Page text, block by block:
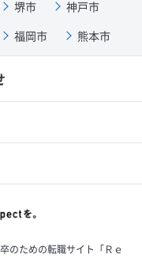
堺市
神戸市
福岡市 熊本市
のための転職サイト「Ｒｅ